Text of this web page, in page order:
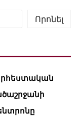
Որոնել